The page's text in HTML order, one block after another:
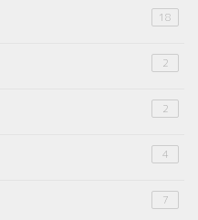
18
2
2
4
7